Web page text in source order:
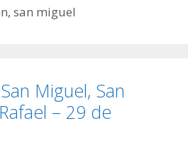
,san miguel
Miguel, San
– 29 de